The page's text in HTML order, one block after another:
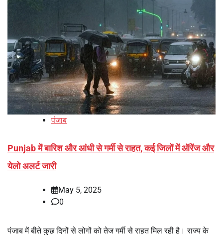
पंजाब
Punjab में बारिश और आंधी से गर्मी से राहत, कई जिलों में ऑरेंज और
येलो अलर्ट जारी
May 5, 2025
0
पंजाब में बीते कुछ दिनों से लोगों को तेज गर्मी से राहत मिल रही है। राज्य के